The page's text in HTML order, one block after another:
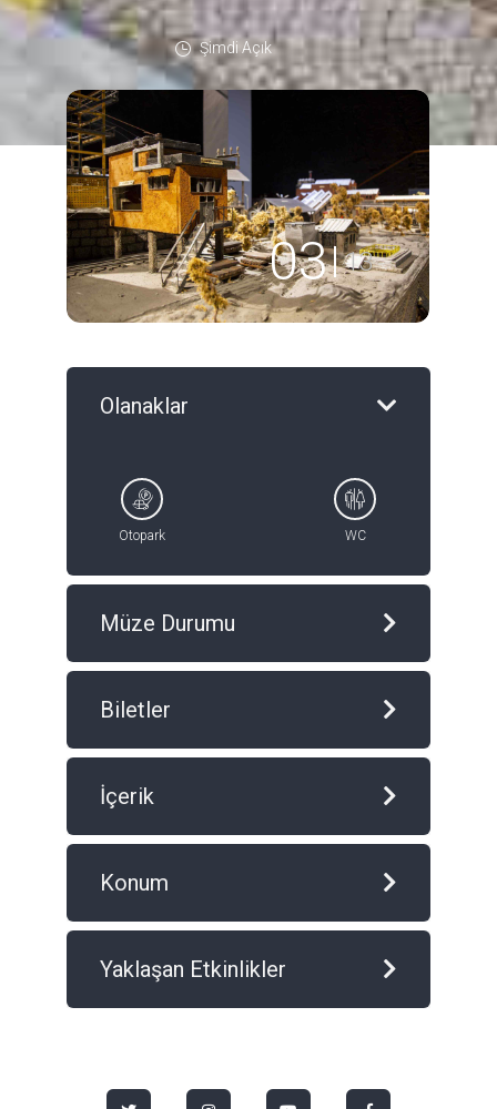
Şimdi Açık
04 13
Olanaklar
Otopark WC
Müze Durumu
Biletler
İçerik
Konum
Yaklaşan Etkinlikler